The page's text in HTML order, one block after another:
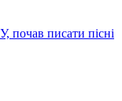
почав писати пісні